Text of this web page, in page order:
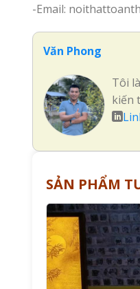
-Email:
Văn Phong
Tôi
kiến
SẢN PHẨM